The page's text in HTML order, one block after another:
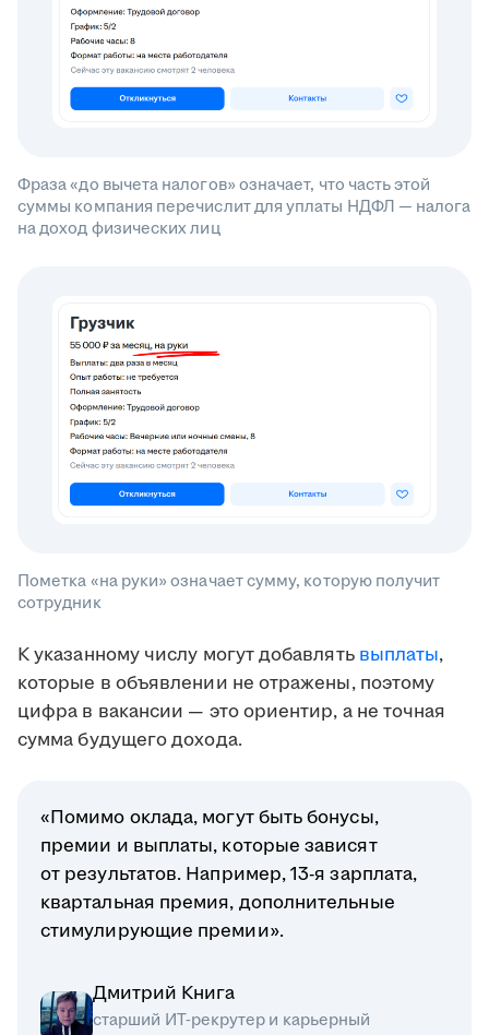
Фраза «до вычета налогов» означает, что часть этой
суммы компания перечислит для уплаты НДФЛ — налога
на доход физических лиц
Пометка «на руки» означает сумму, которую получит
сотрудник
К указанному числу могут добавлять выплаты,
которые в объявлении не отражены, поэтому
цифра в вакансии — это ориентир, а не точная
сумма будущего дохода.
«Помимо оклада, могут быть бонусы,
премии и выплаты, которые зависят
от результатов. Например, 13-я зарплата,
квартальная премия, дополнительные
стимулирующие премии».
Дмитрий Книга
старший ИТ-рекрутер и карьерный